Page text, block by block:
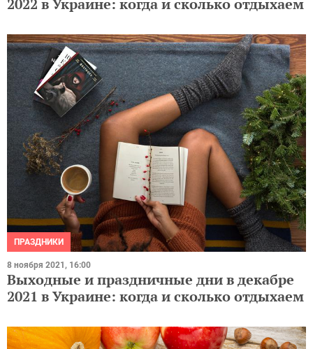
2022 в Украине: когда и сколько отдыхаем
ПРАЗДНИКИ
8 ноября 2021, 16:00
Выходные и праздничные дни в декабре
2021 в Украине: когда и сколько отдыхаем